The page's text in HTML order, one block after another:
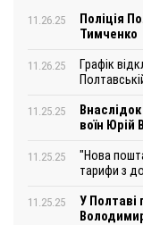
11.26.25
Поліція
Тимченко
11.26.25
Графік
11.25.25
воїн Юрій
11.25.25
"Нова
тарифи з
11.25.25
У Полтаві